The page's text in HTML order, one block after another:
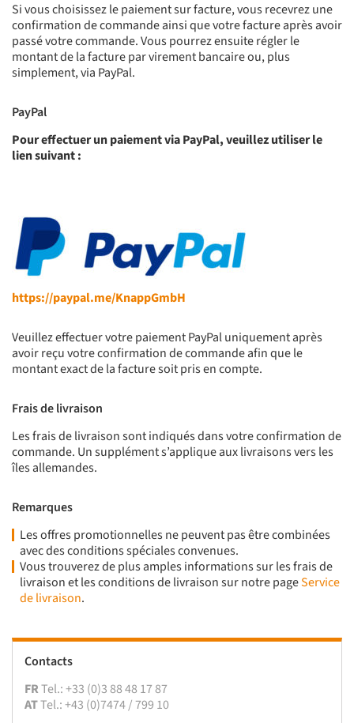
Si vous choisissez le paiement sur facture, vous recevrez une
confirmation de commande ainsi que votre facture après avoir
passé votre commande. Vous pourrez ensuite régler le
montant de la facture par virement bancaire ou, plus
simplement, via PayPal.
PayPal
Pour effectuer un paiement via PayPal, veuillez utiliser le
lien suivant :
https://paypal.me/KnappGmbH
Veuillez effectuer votre paiement PayPal uniquement après
avoir reçu votre confirmation de commande afin que le
montant exact de la facture soit pris en compte.
Frais de livraison
Les frais de livraison sont indiqués dans votre confirmation de
commande. Un supplément s’applique aux livraisons vers les
îles allemandes.
Remarques
Les offres promotionnelles ne peuvent pas être combinées
avec des conditions spéciales convenues.
Vous trouverez de plus amples informations sur les frais de
livraison et les conditions de livraison sur notre pageService
de livraison.
Contacts
FRTel.: +33 (0)3 88 48 17 87
ATTel.: +43 (0)7474 / 799 10